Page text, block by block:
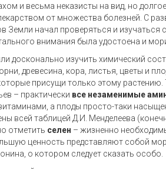
и весьма неказисты на вид, но
от множества болезней. С
Земли начал проверяться и изучаться
внимания была удостоена и
досконально изучить химический
древесина, кора, листья, цветы и
присущи только этому
– практически все незаменимые
а плоды просто-таки
всей таблицей Д.И. Менделеева
отметить селен – жизненно
ценность представляют собой
о котором следует сказать особо.